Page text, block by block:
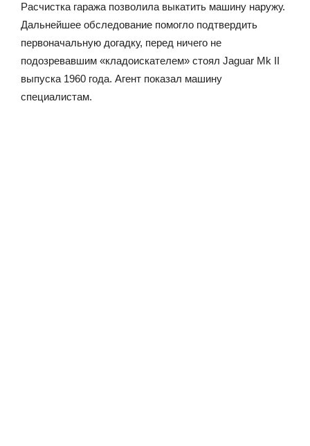
Расчистка гаража позволила выкатить машину наружу.
Дальнейшее обследование помогло подтвердить
первоначальную догадку, перед ничего не
подозревавшим «кладоискателем» стоял Jaguar Mk II
выпуска 1960 года. Агент показал машину
специалистам.